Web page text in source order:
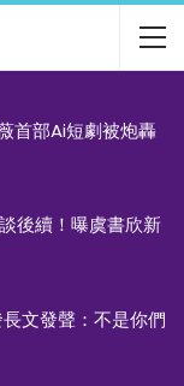
首部Ai短劇被炮轟
後續！曝虞書欣新
文發聲：不是你們